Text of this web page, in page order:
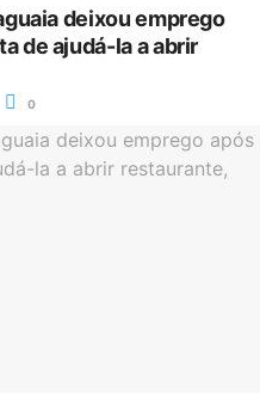
deixou emprego
de ajudá-la a abrir
0